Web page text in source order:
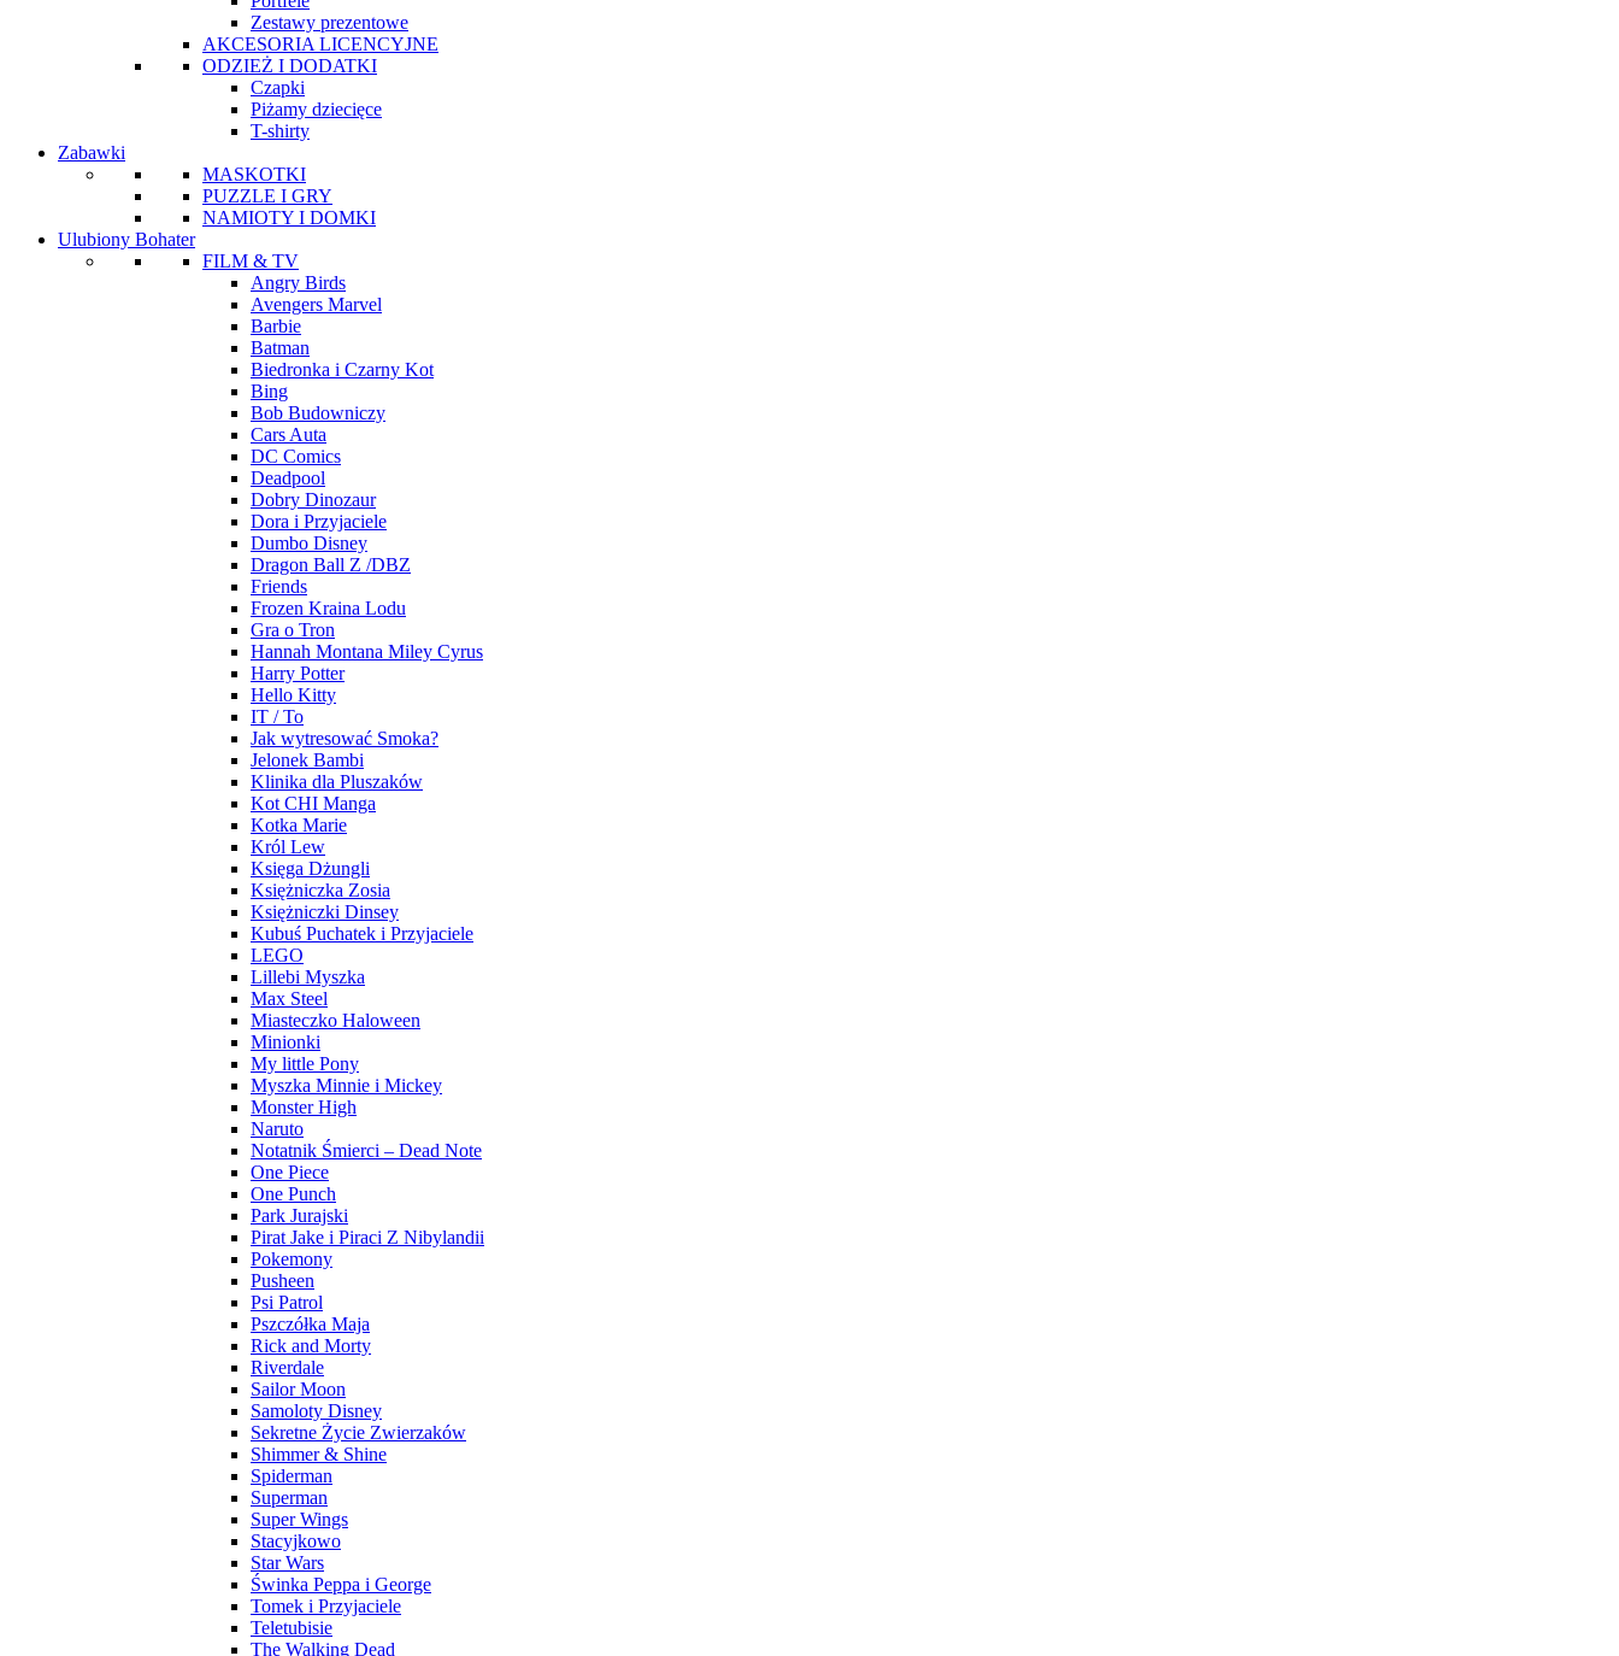
Zestawy prezentowe
AKCESORIA LICENCYJNE
ODZIEŻ I DODATKI
Czapki
Piżamy dziecięce
T-shirty
Zabawki
MASKOTKI
PUZZLE I GRY
NAMIOTY I DOMKI
Ulubiony Bohater
FILM & TV
Angry Birds
Avengers Marvel
Barbie
Batman
Biedronka i Czarny Kot
Bing
Bob Budowniczy
Cars Auta
DC Comics
Deadpool
Dobry Dinozaur
Dora i Przyjaciele
Dumbo Disney
Dragon Ball Z /DBZ
Friends
Frozen Kraina Lodu
Gra o Tron
Hannah Montana Miley Cyrus
Harry Potter
Hello Kitty
IT / To
Jak wytresować Smoka?
Jelonek Bambi
Klinika dla Pluszaków
Kot CHI Manga
Kotka Marie
Król Lew
Księga Dżungli
Księżniczka Zosia
Księżniczki Dinsey
Kubuś Puchatek i Przyjaciele
LEGO
Lillebi Myszka
Max Steel
Miasteczko Haloween
Minionki
My little Pony
Myszka Minnie i Mickey
Monster High
Naruto
Notatnik Śmierci – Dead Note
One Piece
One Punch
Park Jurajski
Pirat Jake i Piraci Z Nibylandii
Pokemony
Pusheen
Psi Patrol
Pszczółka Maja
Rick and Morty
Riverdale
Sailor Moon
Samoloty Disney
Sekretne Życie Zwierzaków
Shimmer & Shine
Spiderman
Superman
Super Wings
Stacyjkowo
Star Wars
Świnka Peppa i George
Tomek i Przyjaciele
Teletubisie
The Walking Dead